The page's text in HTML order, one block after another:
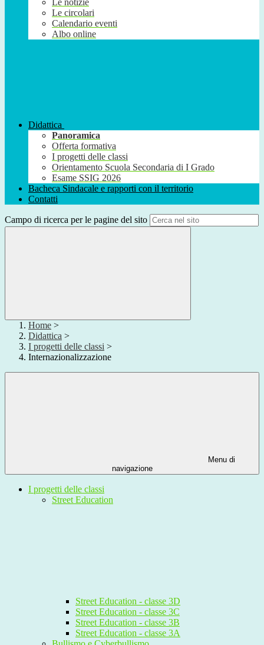
Le notizie
Le circolari
Calendario eventi
Albo online
Didattica
Panoramica
Offerta formativa
I progetti delle classi
Orientamento Scuola Secondaria di I Grado
Esame SSIG 2026
Bacheca Sindacale e rapporti con il territorio
Contatti
Campo di ricerca per le pagine del sito
Home >
Didattica >
I progetti delle classi >
Internazionalizzazione
Menu di
navigazione
I progetti delle classi
Street Education
Street Education - classe 3D
Street Education - classe 3C
Street Education - classe 3B
Street Education - classe 3A